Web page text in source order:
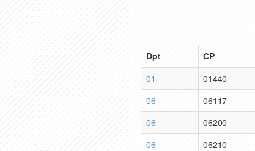
Dpt CP
01
01440
06
06117
06
06200
06
06210